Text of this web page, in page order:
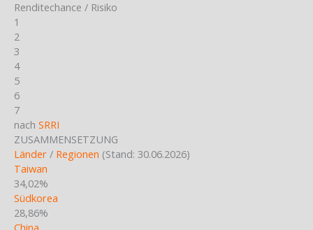
Renditechance / Risiko
1
2
3
4
5
6
7
nach SRRI
ZUSAMMENSETZUNG
Länder / Regionen (Stand: 30.06.2026)
Taiwan
34,02%
Südkorea
28,86%